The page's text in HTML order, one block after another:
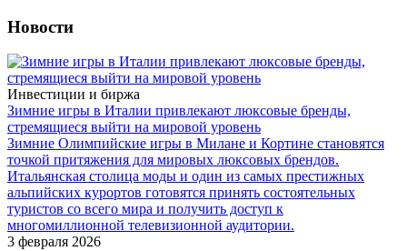
Новости
Инвестиции и биржа
Зимние игры в Италии привлекают люксовые бренды,
стремящиеся выйти на мировой уровень
Зимние Олимпийские игры в Милане и Кортине становятся
точкой притяжения для мировых люксовых брендов.
Итальянская столица моды и один из самых престижных
альпийских курортов готовятся принять состоятельных
туристов со всего мира и получить доступ к
многомиллионной телевизионной аудитории.
3 февраля 2026